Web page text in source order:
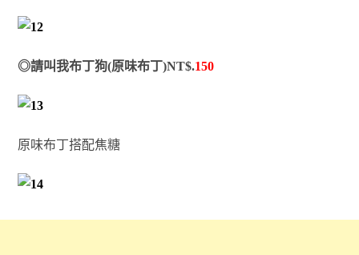
◎請叫我布丁狗(原味布丁)NT$.150
原味布丁搭配焦糖